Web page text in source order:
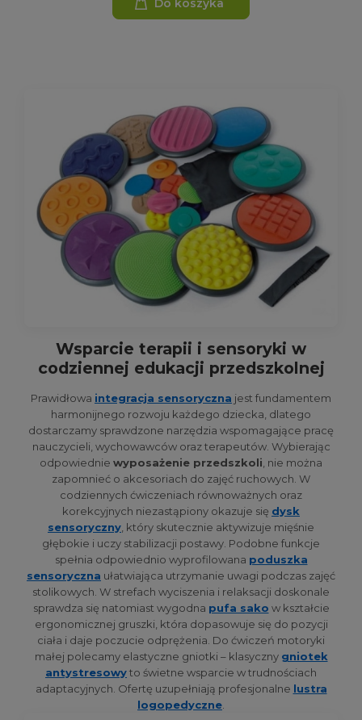
Do koszyka
Wsparcie terapii i sensoryki w
codziennej edukacji przedszkolnej
Prawidłowa integracja sensoryczna jest fundamentem
harmonijnego rozwoju każdego dziecka, dlatego
dostarczamy sprawdzone narzędzia wspomagające pracę
nauczycieli, wychowawców oraz terapeutów. Wybierając
odpowiednie wyposażenie przedszkoli , nie można
zapomnieć o akcesoriach do zajęć ruchowych. W
codziennych ćwiczeniach równoważnych oraz
korekcyjnych niezastąpiony okazuje się dysk
sensoryczny , który skutecznie aktywizuje mięśnie
głębokie i uczy stabilizacji postawy. Podobne funkcje
spełnia odpowiednio wyprofilowana poduszka
sensoryczna ułatwiająca utrzymanie uwagi podczas zajęć
stolikowych. W strefach wyciszenia i relaksacji doskonale
sprawdza się natomiast wygodna pufa sako w kształcie
ergonomicznej gruszki, która dopasowuje się do pozycji
ciała i daje poczucie odprężenia. Do ćwiczeń motoryki
małej polecamy elastyczne gniotki – klasyczny gniotek
antystresowyto świetne wsparcie w trudnościach
adaptacyjnych. Ofertę uzupełniają profesjonalne lustra
logopedyczne